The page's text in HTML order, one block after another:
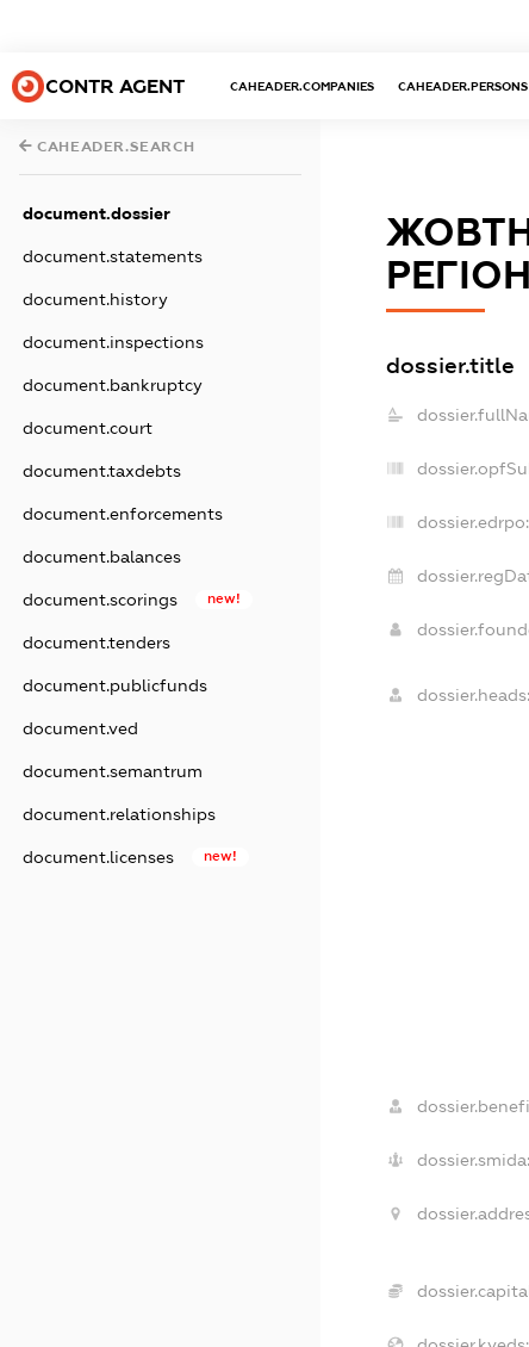
CONTR AGENT CAHEADER.COMPANIES CAHEADER.PERSONS
CAHEADER.SEARCH
document.dossier
document.statements
document.history
document.inspections
document.bankruptcy
document.court
document.taxdebts
document.enforcements
document.balances
document.scorings new!
document.tenders
document.publicfunds
document.ved
document.semantrum
document.relationships
document.licenses new!
dossier.title
dossier.edrpo:
dossier.heads:
dossier.smida: